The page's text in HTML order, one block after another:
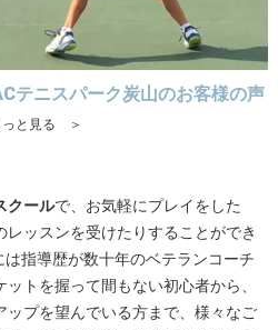
テニスパーク炭山のお客様の声
っと見る ＞
クールで、お気軽にプレイをした
レッスンを受けたりすることができ
指導歴が数十年のベテランコーチ
トを握って間もない初心者から、
ップを望んでいる方まで、様々なご